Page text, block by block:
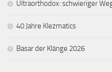
Ultraorthodox: schwieriger
40 Jahre Klezmatics
Basar der Klänge 2026